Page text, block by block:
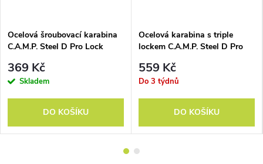
Ocelová šroubovací karabina
C.A.M.P. Steel D Pro Lock
369 Kč
Skladem
DO KOŠÍKU
Ocelová karabina s triple
lockem C.A.M.P. Steel D Pro
559 Kč
Do 3 týdnů
DO KOŠÍKU